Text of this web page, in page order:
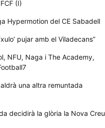
(I)
Hypermotion del CE Sabadell
pujar amb el Viladecans”
NFU, Naga i The Academy,
una altra remuntada
decidirà la glòria la Nova Creu